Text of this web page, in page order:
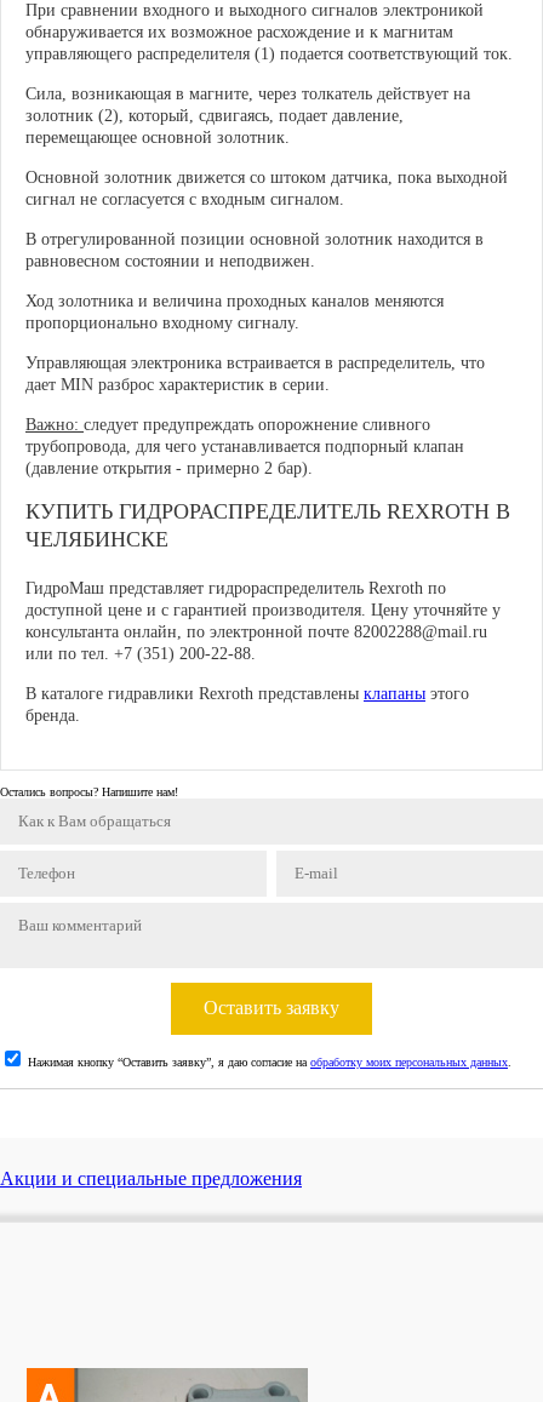
При сравнении входного и выходного сигналов электроникой
обнаруживается их возможное расхождение и к магнитам
управляющего распределителя (1) подается соответствующий ток.
Сила, возникающая в магните, через толкатель действует на
золотник (2), который, сдвигаясь, подает давление,
перемещающее основной золотник.
Основной золотник движется со штоком датчика, пока выходной
сигнал не согласуется с входным сигналом.
В отрегулированной позиции основной золотник находится в
равновесном состоянии и неподвижен.
Ход золотника и величина проходных каналов меняются
пропорционально входному сигналу.
Управляющая электроника встраивается в распределитель, что
дает MIN разброс характеристик в серии.
Важно: следует предупреждать опорожнение сливного
трубопровода, для чего устанавливается подпорный клапан
(давление открытия - примерно 2 бар).
КУПИТЬ ГИДРОРАСПРЕДЕЛИТЕЛЬ REXROTH В
ЧЕЛЯБИНСКЕ
ГидроМаш представляет гидрораспределитель Rexroth по
доступной цене и с гарантией производителя. Цену уточняйте у
консультанта онлайн, по электронной почте 82002288@mail.ru
или по тел. +7 (351) 200-22-88.
В каталоге гидравлики Rexroth представлены клапаны этого
бренда.
Остались вопросы? Напишите нам!
Оставить заявку
Нажимая кнопку “Оставить заявку”, я даю согласие на обработку моих персональных данных
Акции и специальные предложения